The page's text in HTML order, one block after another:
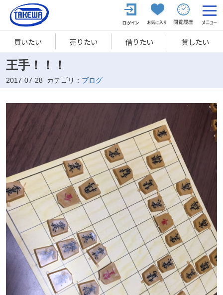
買いたい 売りたい 借りたい 貸したい
王手！！！
2017-07-28 カテゴリ： ブログ